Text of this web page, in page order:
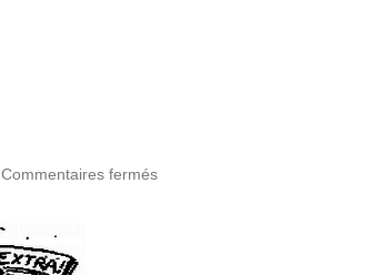
Commentaires fermés